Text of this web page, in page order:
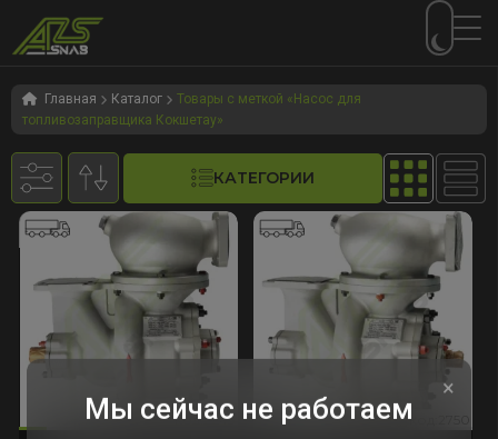
Перейти
навигации
Перейти
содержимому
Главная Каталог
Товары с меткой «Насос для
топливозаправщика Кокшетау»
КАТЕГОРИИ
код:2243 код:2243
код:2750 код:2750
×
Мы сейчас не работаем